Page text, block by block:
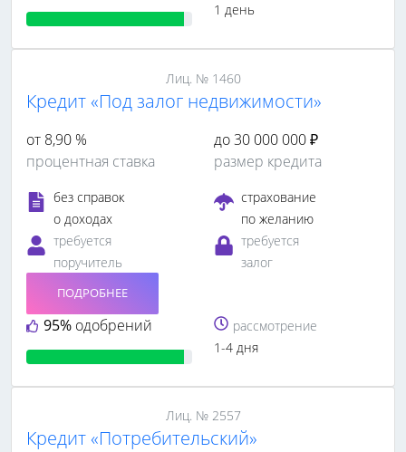
1 день
Лиц. № 1460
Кредит «Под залог недвижимости»
от 8,90 %
процентная ставка
до 30 000 000 ₽
размер кредита
без справок
о доходах
страхование
по желанию
требуется
поручитель
требуется
залог
95% одобрений
ПОДРОБНЕЕ
рассмотрение
1-4 дня
Лиц. № 2557
Кредит «Потребительский»